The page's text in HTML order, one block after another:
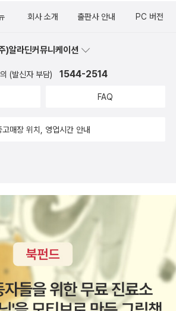
을 기대고 말았다.
지금까지 살아온 동안 부모를 제외하고는 이
으며 귓가에 속삭였다.
워요.”
달려 있었지만 눈물은 더 이상 샘솟지 않았
로 확신에 찬 그의 눈동자를 바라보며 생각했
이 순간만 생각하자. 과거는 떠올리지도 말고
러들지도 말자. 지금의 감정에만 충실하자.
두자. 그리고 온 마음을 다해 그를 사랑하자.
없게 그리고 그가 나와 함께했던 이 순간만
그림자인 바비임(?)과 그녀들(??)이 등장하
루는 존재들의 대치상황이 조금 읽는 재미
그들의 과거에 대한 오바스러운 회상씬들....
좋은데....내용을 좀 주세요!!!~네??..뭐냐
필립이라는 매력적이고 섹스어삘 만땅의 폭
리서 아줌마들의 집중된 눈초리와 꿍시렁거
들이 들려오는 듯하다....그러니 내 입장에서
는 입장을 내놓을 수 밖에 없다...이 작품이
대한민국 일일연속극 및 주말연속극(요즘은
성을 좀 벗어난듯 보이지만.)을 참조하시고
이너프같은 헐리우드 영화 역시 이 범주에
.. 아니..거의 똑같은 구조를 가지고 있다...고
회사 소개 출판사 안내 PC 버전
)알라딘커뮤니케이션
(발신자 부담) 1544-2514
FAQ
고매장 위치, 영업시간 안내